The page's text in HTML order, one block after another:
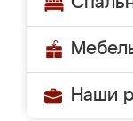
Наши